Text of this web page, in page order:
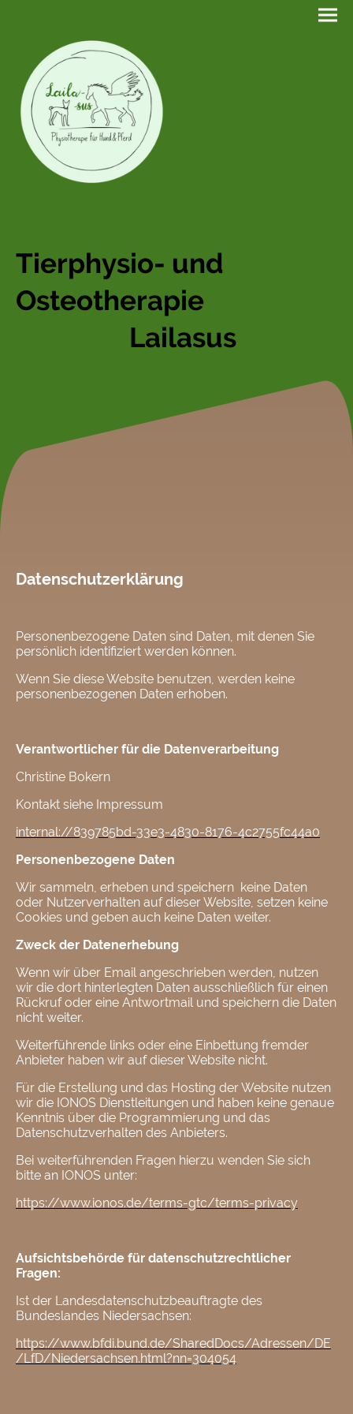
Tierphysio- und
Osteotherapie
Lailasus
Datenschutzerklärung
Personenbezogene Daten sind Daten, mit denen Sie
persönlich identifiziert werden können.
Wenn Sie diese Website benutzen, werden keine
personenbezogenen Daten erhoben.
Verantwortlicher für die Datenverarbeitung
Christine Bokern
Kontakt siehe Impressum
internal://839785bd-33e3-4830-8176-4c2755fc44a0
Personenbezogene Daten
Wir sammeln, erheben und speichern keine Daten
oder Nutzerverhalten auf dieser Website, setzen keine
Cookies und geben auch keine Daten weiter.
Zweck der Datenerhebung
Wenn wir über Email angeschrieben werden, nutzen
wir die dort hinterlegten Daten ausschließlich für einen
Rückruf oder eine Antwortmail und speichern die Daten
nicht weiter.
Weiterführende links oder eine Einbettung fremder
Anbieter haben wir auf dieser Website nicht.
Für die Erstellung und das Hosting der Website nutzen
wir die IONOS Dienstleitungen und haben keine genaue
Kenntnis über die Programmierung und das
Datenschutzverhalten des Anbieters.
Bei weiterführenden Fragen hierzu wenden Sie sich
bitte an IONOS unter:
https://www.ionos.de/terms-gtc/terms-privacy
Aufsichtsbehörde für datenschutzrechtlicher
Fragen:
Ist der Landesdatenschutzbeauftragte des
Bundeslandes Niedersachsen:
https://www.bfdi.bund.de/SharedDocs/Adressen/DE
/LfD/Niedersachsen.html?nn=304054